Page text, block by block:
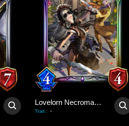
Lovelorn Necromancer
Trait : -